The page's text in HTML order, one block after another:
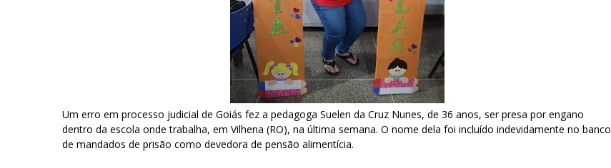
Um erro em processo judicial de Goiás fez a pedagoga Suelen da Cruz Nunes, de 36 anos, ser presa por engano
dentro da escola onde trabalha, em Vilhena (RO), na última semana. O nome dela foi incluído indevidamente no banco
de mandados de prisão como devedora de pensão alimentícia.